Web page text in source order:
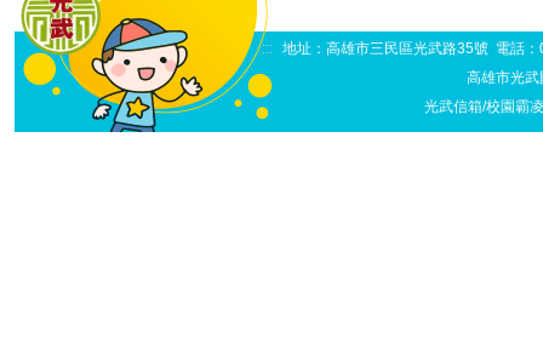
:::
地址：高雄市三民區光武路35號 電話
高雄市光
光武信箱/校園霸